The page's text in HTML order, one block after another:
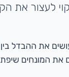
לעצור את
את ההבדל
את המונחים